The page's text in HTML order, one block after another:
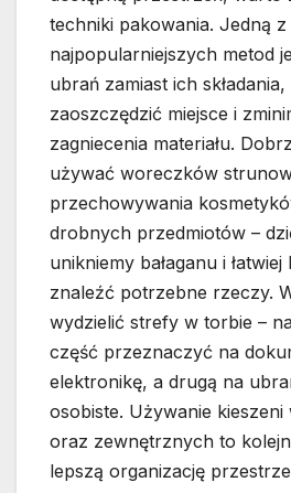
techniki pakowania. Jedną z
najpopularniejszych metod
ubrań zamiast ich
zaoszczędzić miejsce i
zagniecenia materiału.
używać woreczków
przechowywania
drobnych przedmiotów –
unikniemy bałaganu i
znaleźć potrzebne rzeczy.
wydzielić strefy w torbie –
część przeznaczyć na
elektronikę, a drugą na
osobiste. Używanie
oraz zewnętrznych to
lepszą organizację